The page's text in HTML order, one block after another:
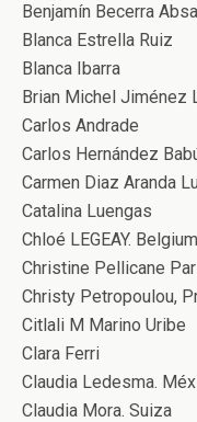
Benjamín Becerra
Blanca Estrella Ruiz
Blanca Ibarra
Brian Michel Jiménez
Carlos Andrade
Carlos Hernández
Carmen Diaz Aranda
Catalina Luengas
Chloé LEGEAY. Belgium
Christine Pellicane
Christy Petropoulou,
Citlali M Marino Uribe
Clara Ferri
Claudia Ledesma.
Claudia Mora. Suiza